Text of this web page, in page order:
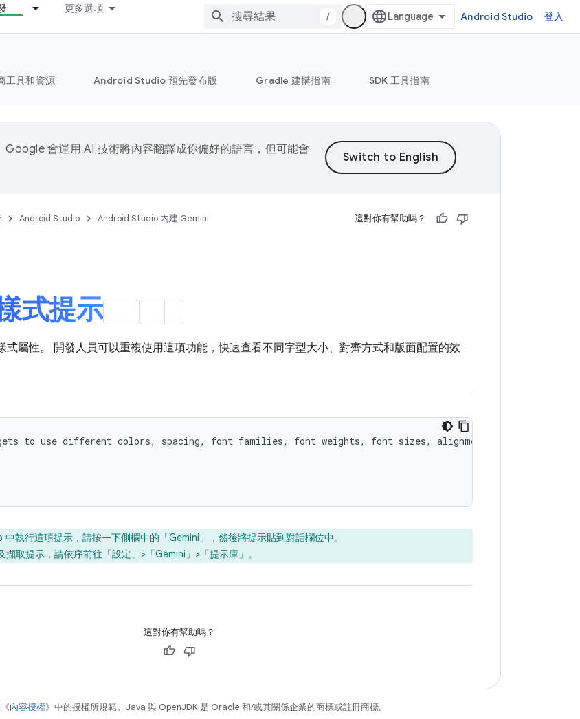
更多選項
/ Android Studio 登入
工具和資源 Android Studio 預先發布版 Gradle 建構指南 SDK 工具指南
Google 會運用 AI 技術將內容翻譯成你偏好的語言，但可能會
Android Studio Android Studio 內建 Gemini 這對你有幫助嗎？
式提示
式屬性。 開發人員可以重複使用這項功能，快速查看不同字型大小、對齊方式和版面配置的效
to use different colors, spacing, font families, font weights, font sizes, alignments, and other
執行這項提示，請按一下側欄中的「Gemini」
，然後將提示貼到對話欄位中。
取提示，請依序前往「設定」>「Gemini」>「提示庫」 。
這對你有幫助嗎？
內容授權》中的授權所規範。Java 與 OpenJDK 是 Oracle 和/或其關係企業的商標或註冊商標。